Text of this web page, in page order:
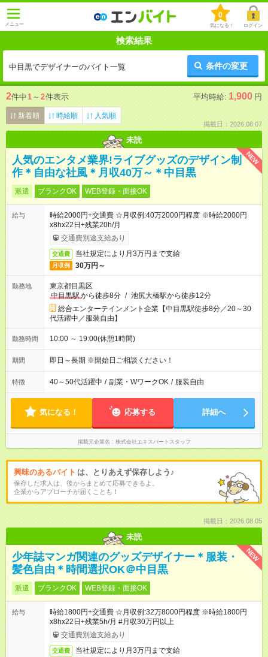
メニュー
0
気になる！ ログイン
検索結果
中目黒でデザイナーのバイト一覧 条件の変更
2件中1 ～ 2件表示 平均時給: 1,900 円
新着順 時給順 人気順
掲載日：2026.08.07
未読
NEW
人気のエンタメ業界!ライブグッズのデザイン制
作＊自由な社風＊月収40万～＊中目黒
派遣 ブランクOK WEB登録・面接OK
給与
時給2000円+交通費 ☆月収例:40万2000円程度 ※時給2000円
x8hx22日+残業20h/月
交通費別途支給あり
交通費 当社規定により月3万円まで支給
月収例 30万円～
勤務地
東京都目黒区
中目黒駅から徒歩8分 / 池尻大橋駅から徒歩12分
総合エンターテインメント企業【中目黒駅徒歩8分／20～30
代活躍中／服装自由】
勤務時間 10:00 ～ 19:00(休憩1時間)
期間 即日～長期 ※開始日ご相談ください！
特徴 40～50代活躍中 / 副業・WワークOK / 服装自由
気になる！ 応募する 詳細へ
掲載元企業名 株式会社エキスパートスタッフ
興味のあるバイト は、とりあえず保存しよう♪
保存した求人は、後からまとめて応募できるよ。
企業からアプローチが届くことも！
掲載日：2026.08.05
未読
NEW
少年誌マンガ関連のグッズデザイナー＊服装・
髪色自由＊時間選択OK＠中目黒
派遣 ブランクOK WEB登録・面接OK
給与
時給1800円+交通費 ☆月収例:32万8000円程度 ※時給1800円
x8hx22日+残業5h/月 #月収30万円以上
交通費別途支給あり
交通費 当社規定により月3万円まで支給